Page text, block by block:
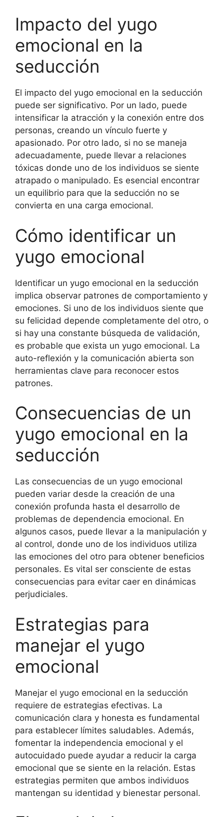
Impacto del yugo
emocional en la
seducción
El impacto del yugo emocional en la seducción
puede ser significativo. Por un lado, puede
intensificar la atracción y la conexión entre dos
personas, creando un vínculo fuerte y
apasionado. Por otro lado, si no se maneja
adecuadamente, puede llevar a relaciones
tóxicas donde uno de los individuos se siente
atrapado o manipulado. Es esencial encontrar
un equilibrio para que la seducción no se
convierta en una carga emocional.
Cómo identificar un
yugo emocional
Identificar un yugo emocional en la seducción
implica observar patrones de comportamiento y
emociones. Si uno de los individuos siente que
su felicidad depende completamente del otro, o
si hay una constante búsqueda de validación,
es probable que exista un yugo emocional. La
auto-reflexión y la comunicación abierta son
herramientas clave para reconocer estos
patrones.
Consecuencias de un
yugo emocional en la
seducción
Las consecuencias de un yugo emocional
pueden variar desde la creación de una
conexión profunda hasta el desarrollo de
problemas de dependencia emocional. En
algunos casos, puede llevar a la manipulación y
al control, donde uno de los individuos utiliza
las emociones del otro para obtener beneficios
personales. Es vital ser consciente de estas
consecuencias para evitar caer en dinámicas
perjudiciales.
Estrategias para
manejar el yugo
emocional
Manejar el yugo emocional en la seducción
requiere de estrategias efectivas. La
comunicación clara y honesta es fundamental
para establecer límites saludables. Además,
fomentar la independencia emocional y el
autocuidado puede ayudar a reducir la carga
emocional que se siente en la relación. Estas
estrategias permiten que ambos individuos
mantengan su identidad y bienestar personal.